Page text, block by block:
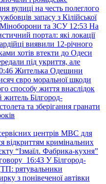
вулиці на честь полеглого
запасу з Кілійської
Міноборони та ЗСУ 12:53 На
портал: які локації
виявили 12-річного
хотів втекти до Одеси
під укриття, але
Жителька Одещини
євро моральної шкоди
способу життя внаслідок
житель Білгород-
та зберігання гранати
центрів МВС для
відкриттям кримінальних
“Ізмаїл. Фабрика-кухня”
16:43 У Білгород-
рятувальники
з понівеченої автівки